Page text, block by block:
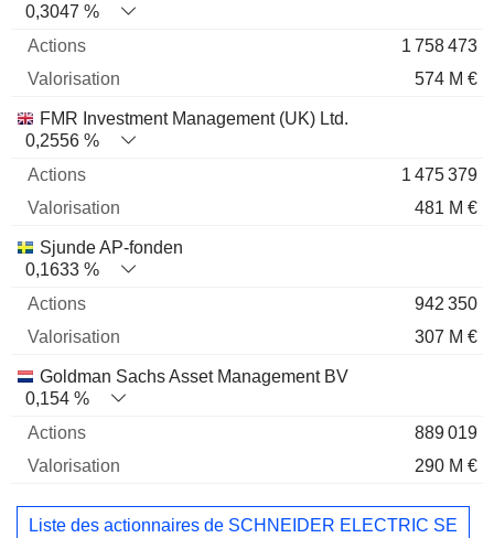
0,3047 %
1 758 473
574 M €
FMR Investment Management (UK) Ltd.
0,2556 %
1 475 379
481 M €
Sjunde AP-fonden
0,1633 %
942 350
307 M €
Goldman Sachs Asset Management BV
0,154 %
889 019
290 M €
Liste des actionnaires de SCHNEIDER ELECTRIC SE